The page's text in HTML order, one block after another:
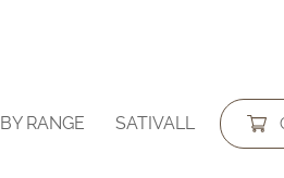
BY RANGE SATIVALL